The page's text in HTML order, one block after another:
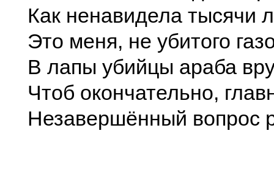
Как ненавидела тысячи
Это меня, не убитого
В лапы убийцы араба
Чтоб окончательно,
Незавершённый вопрос